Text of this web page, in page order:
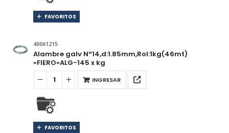
FAVORITOS
40061215
Alambre galv Nº14,d:1.85mm,Rol:1kg(46mt)
«FIERO»ALG-145 x kg
INGRESAR
FAVORITOS